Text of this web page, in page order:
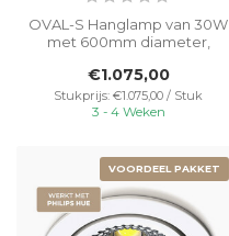
OVAL-S Hanglamp van 30W
met 600mm diameter,
met Philips Hu...
€1.075,00
Stukprijs: €1.075,00 / Stuk
3 - 4 Weken
VOORDEEL PAKKET